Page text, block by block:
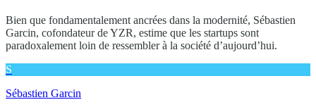
Bien que fondamentalement ancrées dans la modernité, Sébastien
Garcin, cofondateur de YZR, estime que les startups sont
paradoxalement loin de ressembler à la société d’aujourd’hui.
S
Sébastien Garcin